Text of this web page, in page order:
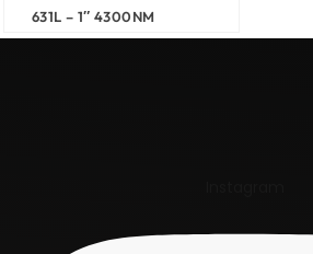
631L – 1″ 4300NM